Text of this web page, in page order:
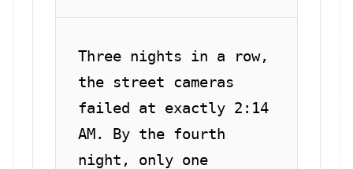
Three nights in a row,
the street cameras
failed at exactly 2:14
AM. By the fourth
night, only one